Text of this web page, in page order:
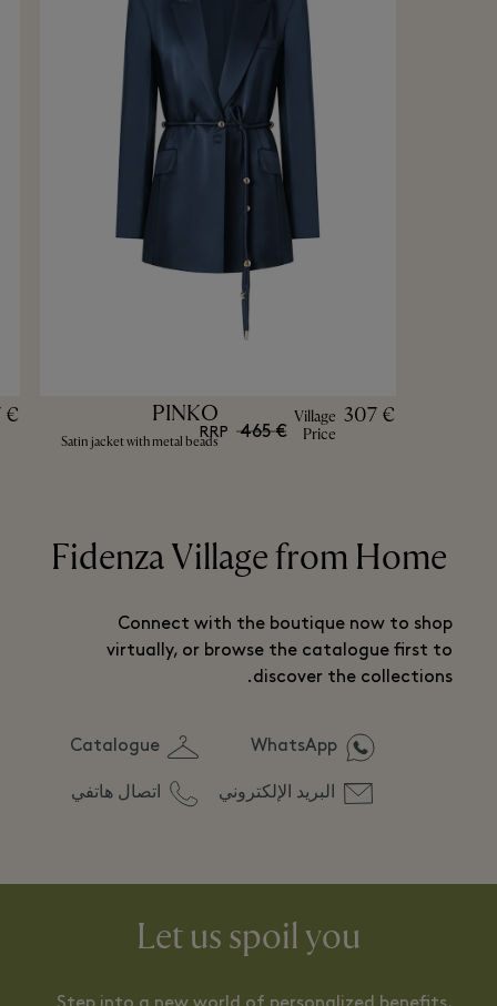
€ PINKO
Satin jacket with metal beads
Village
Price
307 €
RRP 465 €
Fidenza Village from Home
Connect with the boutique now to shop
virtually, or browse the catalogue first to
discover the collections.
WhatsApp
Catalogue
البريد الإلكتروني اتصال هاتفي
Let us spoil you